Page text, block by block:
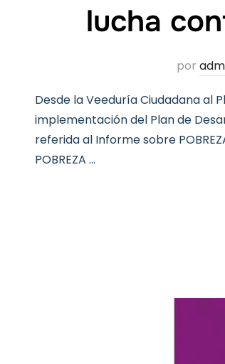
lucha
por
Desde la Veeduría Ciudadana al
implementación del Plan de
referida al Informe sobre
POBREZA …